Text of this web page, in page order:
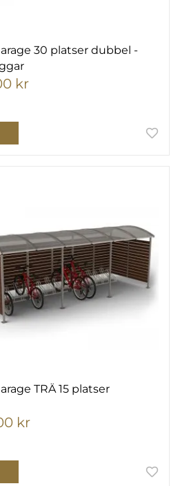
30 platser dubbel -
kr
TRÄ 15 platser
kr